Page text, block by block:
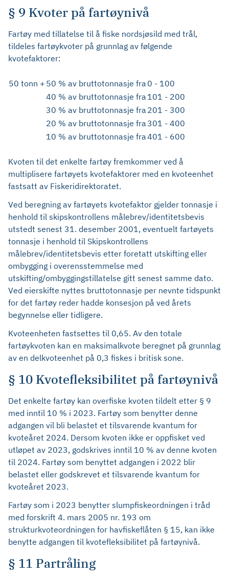
§ 9 Kvoter på fartøynivå
Fartøy med tillatelse til å fiske nordsjøsild med trål,
tildeles fartøykvoter på grunnlag av følgende
kvotefaktorer:
50 tonn + 50 % av bruttotonnasje fra 0 - 100
40 % av bruttotonnasje fra 101 - 200
30 % av bruttotonnasje fra 201 - 300
20 % av bruttotonnasje fra301 - 400
10 % av bruttotonnasje fra401 - 600
Kvoten til det enkelte fartøy fremkommer ved å
multiplisere fartøyets kvotefaktorer med en kvoteenhet
fastsatt av Fiskeridirektoratet.
Ved beregning av fartøyets kvotefaktor gjelder tonnasje i
henhold til skipskontrollens målebrev/identitetsbevis
utstedt senest 31. desember 2001, eventuelt fartøyets
tonnasje i henhold til Skipskontrollens
målebrev/identitetsbevis etter foretatt utskifting eller
ombygging i overensstemmelse med
utskifting/ombyggingstillatelse gitt senest samme dato.
Ved eierskifte nyttes bruttotonnasje per nevnte tidspunkt
for det fartøy reder hadde konsesjon på ved årets
begynnelse eller tidligere.
Kvoteenheten fastsettes til 0,65. Av den totale
fartøykvoten kan en maksimalkvote beregnet på grunnlag
av en delkvoteenhet på 0,3 fiskes i britisk sone.
§ 10 Kvotefleksibilitet på fartøynivå
Det enkelte fartøy kan overfiske kvoten tildelt etter § 9
med inntil 10 % i 2023. Fartøy som benytter denne
adgangen vil bli belastet et tilsvarende kvantum for
kvoteåret 2024. Dersom kvoten ikke er oppfisket ved
utløpet av 2023, godskrives inntil 10 % av denne kvoten
til 2024. Fartøy som benyttet adgangen i 2022 blir
belastet eller godskrevet et tilsvarende kvantum for
kvoteåret 2023.
Fartøy som i 2023 benytter slumpfiskeordningen i tråd
med forskrift 4. mars 2005 nr. 193 om
strukturkvoteordningen for havfiskeflåten § 15, kan ikke
benytte adgangen til kvotefleksibilitet på fartøynivå.
§ 11 Partråling